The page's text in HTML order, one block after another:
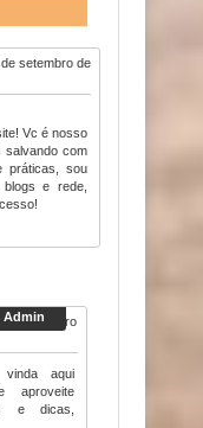
setembro de
Vc é nosso
salvando com
práticas, sou
e rede,
7 de setembro
aqui
aproveite
e dicas,